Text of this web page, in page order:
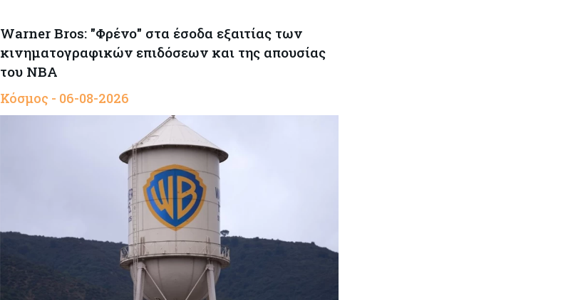
Warner Bros: "Φρένο" στα έσοδα εξαιτίας των
κινηματογραφικών επιδόσεων και της απουσίας
του NBA
Κόσμος - 06-08-2026